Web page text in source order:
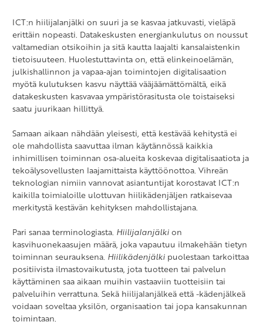
ICT:n hiilijalanjälki on suuri ja se kasvaa jatkuvasti, vieläpä
erittäin nopeasti. Datakeskusten energiankulutus on noussut
valtamedian otsikoihin ja sitä kautta laajalti kansalaistenkin
tietoisuuteen. Huolestuttavinta on, että elinkeinoelämän,
julkishallinnon ja vapaa-ajan toimintojen digitalisaation
myötä kulutuksen kasvu näyttää vääjäämättömältä, eikä
datakeskusten kasvavaa ympäristörasitusta ole toistaiseksi
saatu juurikaan hillittyä.
Samaan aikaan nähdään yleisesti, että kestävää kehitystä ei
ole mahdollista saavuttaa ilman käytännössä kaikkia
inhimillisen toiminnan osa-alueita koskevaa digitalisaatiota ja
tekoälysovellusten laajamittaista käyttöönottoa. Vihreän
teknologian nimiin vannovat asiantuntijat korostavat ICT:n
kaikilla toimialoille ulottuvan hiilikädenjäljen ratkaisevaa
merkitystä kestävän kehityksen mahdollistajana.
Pari sanaa terminologiasta. Hiilijalanjälkion
kasvihuonekaasujen määrä, joka vapautuu ilmakehään tietyn
toiminnan seurauksena. Hiilikädenjälki puolestaan tarkoittaa
positiivista ilmastovaikutusta, jota tuotteen tai palvelun
käyttäminen saa aikaan muihin vastaaviin tuotteisiin tai
palveluihin verrattuna. Sekä hiilijalanjälkeä että -kädenjälkeä
voidaan soveltaa yksilön, organisaation tai jopa kansakunnan
toimintaan.